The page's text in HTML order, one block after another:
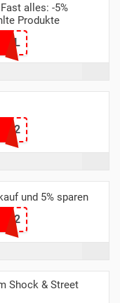
alles: -5%
Produkte
und 5% sparen
Shock & Street